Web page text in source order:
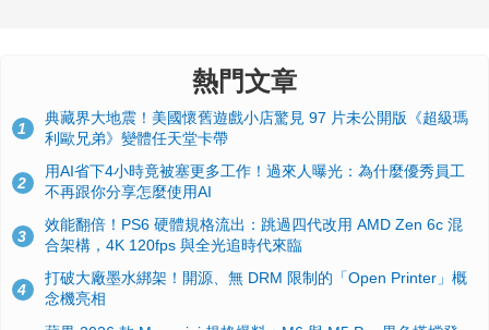
熱門文章
1
典藏界大地震！美國懷舊遊戲小店驚見 97 片未公開版《超級瑪
利歐兄弟》變體任天堂卡帶
2
用AI省下4小時竟被塞更多工作！過來人曝光：為什麼優秀員工
不再跟你分享怎麼使用AI
3
效能翻倍！PS6 硬體規格流出：跳過四代改用 AMD Zen 6c 混
合架構，4K 120fps 與全光追時代來臨
4
打破大廠墨水綁架！開源、無 DRM 限制的「Open Printer」概
念機亮相